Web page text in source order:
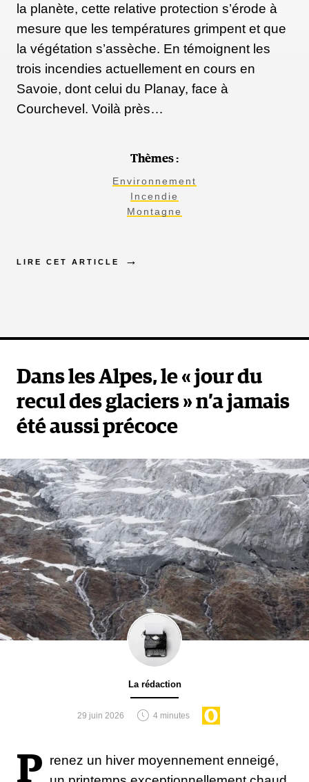
la planète, cette relative protection s’érode à
mesure que les températures grimpent et que
la végétation s’assèche. En témoignent les
trois incendies actuellement en cours en
Savoie, dont celui du Planay, face à
Courchevel. Voilà près…
Thèmes :
Environnement
Incendie
Montagne
LIRE CET ARTICLE
Dans les Alpes, le « jour du
recul des glaciers » n’a jamais
été aussi précoce
La rédaction
29 juin 2026 4 minutes
P renez un hiver moyennement enneigé,